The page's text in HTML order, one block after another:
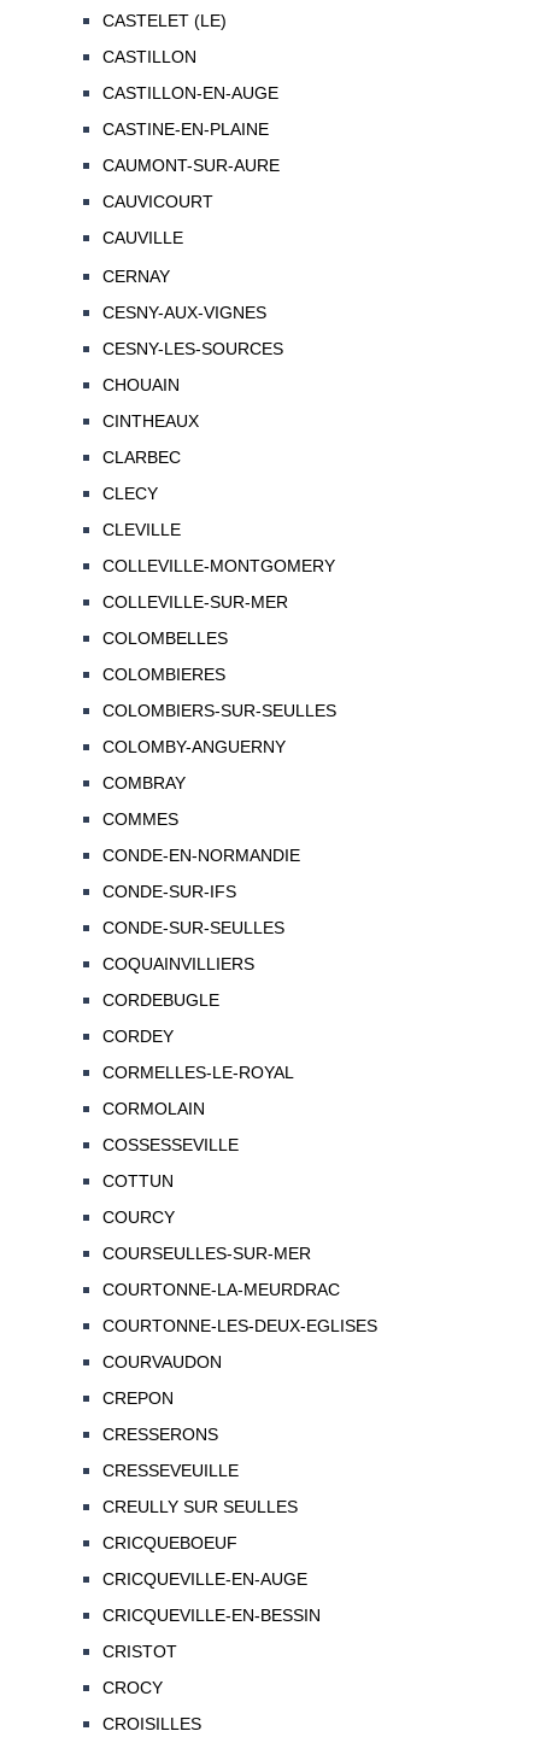
CASTELET (LE)
CASTILLON
CASTILLON-EN-AUGE
CASTINE-EN-PLAINE
CAUMONT-SUR-AURE
CAUVICOURT
CAUVILLE
CERNAY
CESNY-AUX-VIGNES
CESNY-LES-SOURCES
CHOUAIN
CINTHEAUX
CLARBEC
CLECY
CLEVILLE
COLLEVILLE-MONTGOMERY
COLLEVILLE-SUR-MER
COLOMBELLES
COLOMBIERES
COLOMBIERS-SUR-SEULLES
COLOMBY-ANGUERNY
COMBRAY
COMMES
CONDE-EN-NORMANDIE
CONDE-SUR-IFS
CONDE-SUR-SEULLES
COQUAINVILLIERS
CORDEBUGLE
CORDEY
CORMELLES-LE-ROYAL
CORMOLAIN
COSSESSEVILLE
COTTUN
COURCY
COURSEULLES-SUR-MER
COURTONNE-LA-MEURDRAC
COURTONNE-LES-DEUX-EGLISES
COURVAUDON
CREPON
CRESSERONS
CRESSEVEUILLE
CREULLY SUR SEULLES
CRICQUEBOEUF
CRICQUEVILLE-EN-AUGE
CRICQUEVILLE-EN-BESSIN
CRISTOT
CROCY
CROISILLES